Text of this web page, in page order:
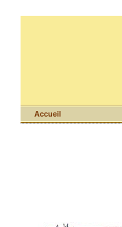
Accueil